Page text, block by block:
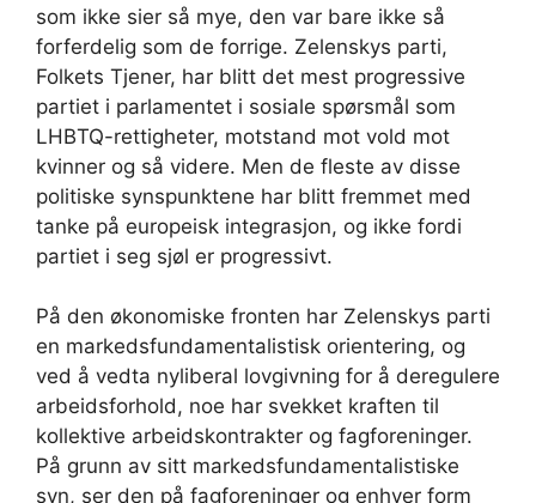
som ikke sier så mye, den var bare ikke så
forferdelig som de forrige. Zelenskys parti,
Folkets Tjener, har blitt det mest progressive
partiet i parlamentet i sosiale spørsmål som
LHBTQ-rettigheter, motstand mot vold mot
kvinner og så videre. Men de fleste av disse
politiske synspunktene har blitt fremmet med
tanke på europeisk integrasjon, og ikke fordi
partiet i seg sjøl er progressivt.
På den økonomiske fronten har Zelenskys parti
en markedsfundamentalistisk orientering, og
ved å vedta nyliberal lovgivning for å deregulere
arbeidsforhold, noe har svekket kraften til
kollektive arbeidskontrakter og fagforeninger.
På grunn av sitt markedsfundamentalistiske
syn, ser den på fagforeninger og enhver form